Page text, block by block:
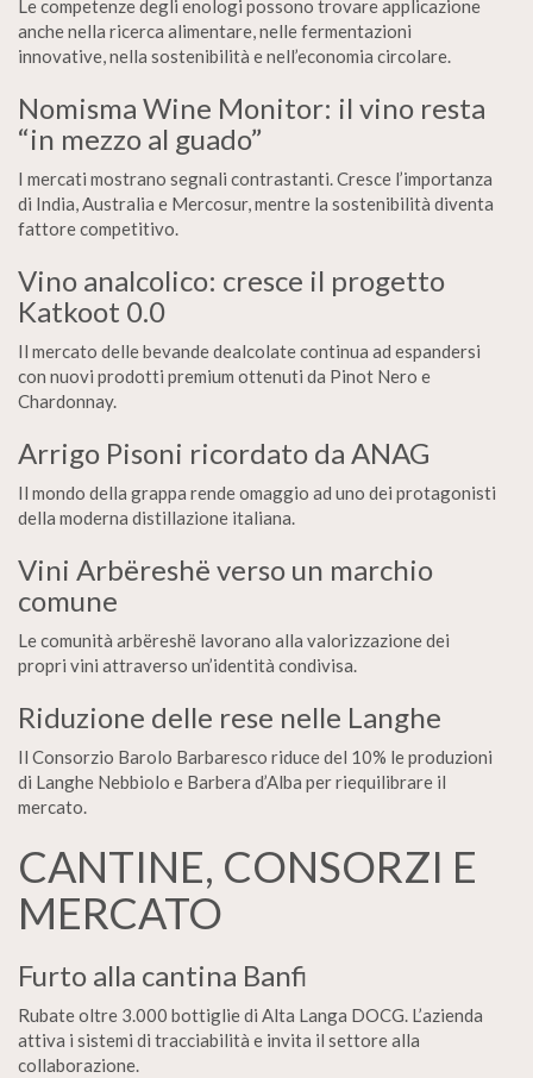
Le competenze degli enologi possono trovare applicazione
anche nella ricerca alimentare, nelle fermentazioni
innovative, nella sostenibilità e nell’economia circolare.
Nomisma Wine Monitor: il vino resta
“in mezzo al guado”
I mercati mostrano segnali contrastanti. Cresce l’importanza
di India, Australia e Mercosur, mentre la sostenibilità diventa
fattore competitivo.
Vino analcolico: cresce il progetto
Katkoot 0.0
Il mercato delle bevande dealcolate continua ad espandersi
con nuovi prodotti premium ottenuti da Pinot Nero e
Chardonnay.
Arrigo Pisoni ricordato da ANAG
Il mondo della grappa rende omaggio ad uno dei protagonisti
della moderna distillazione italiana.
Vini Arbëreshë verso un marchio
comune
Le comunità arbëreshë lavorano alla valorizzazione dei
propri vini attraverso un’identità condivisa.
Riduzione delle rese nelle Langhe
Il Consorzio Barolo Barbaresco riduce del 10% le produzioni
di Langhe Nebbiolo e Barbera d’Alba per riequilibrare il
mercato.
CANTINE, CONSORZI E
MERCATO
Furto alla cantina Banfi
Rubate oltre 3.000 bottiglie di Alta Langa DOCG. L’azienda
attiva i sistemi di tracciabilità e invita il settore alla
collaborazione.